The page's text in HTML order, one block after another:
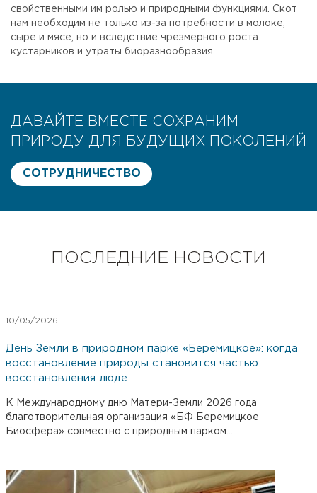
свойственными им ролью и природными функциями. Скот
нам необходим не только из-за потребности в молоке,
сыре и мясе, но и вследствие чрезмерного роста
кустарников и утраты биоразнообразия.
ДАВАЙТЕ ВМЕСТЕ СОХРАНИМ
ПРИРОДУ ДЛЯ БУДУЩИХ ПОКОЛЕНИЙ
СОТРУДНИЧЕСТВО
ПОСЛЕДНИЕ НОВОСТИ
10/05/2026
День Земли в природном парке «Беремицкое»: когда
восстановление природы становится частью
восстановления люде
К Международному дню Матери-Земли 2026 года
благотворительная организация «БФ Беремицкое
Биосфера» совместно с природным парком...